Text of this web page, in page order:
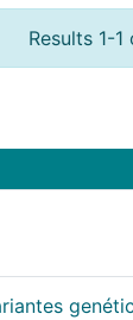
Results 1-